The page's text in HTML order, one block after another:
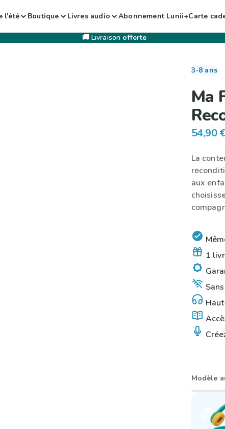
l'été Boutique Livres audio Abonnement Lunii+Carte
🚚 Livraison offerte
3-8 ans
Ma
54,90
La
aux
1
Modèle